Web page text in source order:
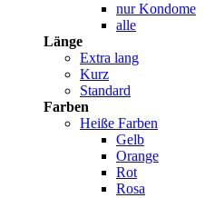
nur Kondome
alle
Länge
Extra lang
Kurz
Standard
Farben
Heiße Farben
Gelb
Orange
Rot
Rosa